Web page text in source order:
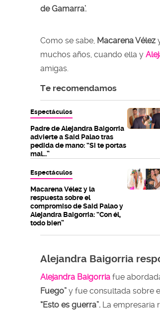
de Gamarra’.
Como se sabe, Macarena Vélez
muchos años, cuando ella y
amigas.
Te recomendamos
Espectáculos
Padre de Alejandra Baigorria
advierte a Said Palao tras
pedida de mano: “Si te portas
mal…”
Espectáculos
Macarena Vélez y la
respuesta sobre el
compromiso de Said Palao y
Alejandra Baigorria: “Con él,
todo bien”
Alejandra Baigorria
Alejandra Baigorria fue
Fuego” y fue consultada sobre
“Esto es guerra”. La empresaria